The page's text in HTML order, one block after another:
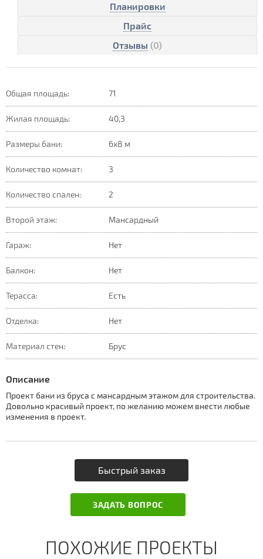
Планировки
Прайс
Отзывы (0)
Общая площадь: 71
Жилая площадь: 40,3
Размеры бани: 6х8 м
Количество комнат: 3
Количество спален: 2
Второй этаж: Мансардный
Гараж: Нет
Балкон: Нет
Терасса: Есть
Отделка: Нет
Материал стен: Брус
Описание
Проект бани из бруса с мансардным этажом для строительства.
Довольно красивый проект, по желанию можем внести любые
изменения в проект.
Быстрый заказ
ЗАДАТЬ ВОПРОС
ПОХОЖИЕ ПРОЕКТЫ